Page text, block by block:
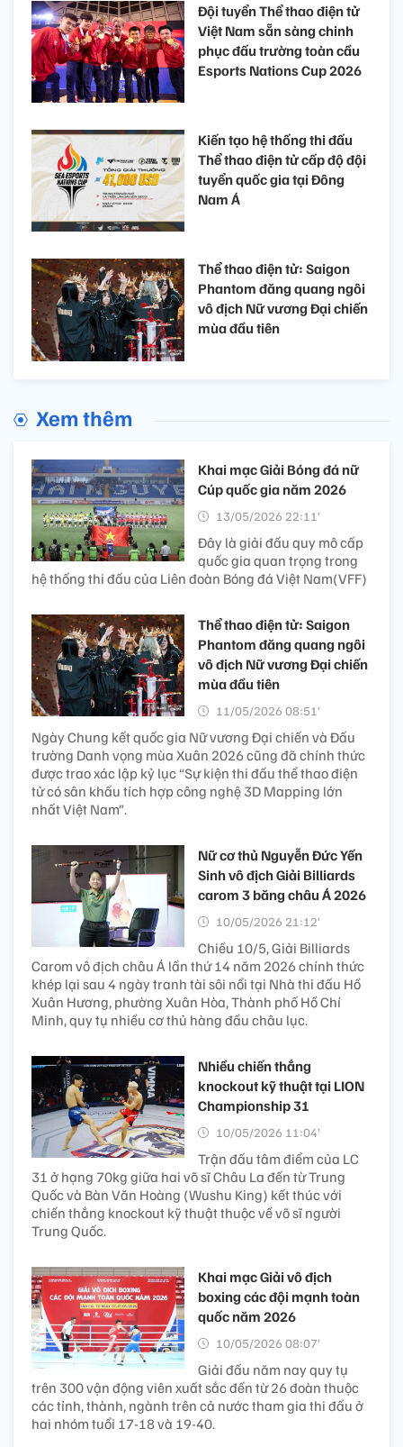
Đội tuyển Thể thao điện tử
Việt Nam sẵn sàng chinh
phục đấu trường toàn cầu
Esports Nations Cup 2026
Kiến tạo hệ thống thi đấu
Thể thao điện tử cấp độ đội
tuyển quốc gia tại Đông
Nam Á
Thể thao điện tử: Saigon
Phantom đăng quang ngôi
vô địch Nữ vương Đại chiến
mùa đầu tiên
Xem thêm
Khai mạc Giải Bóng đá nữ
Cúp quốc gia năm 2026
13/05/2026 22:11’
Đây là giải đấu quy mô cấp
quốc gia quan trọng trong
hệ thống thi đấu của Liên đoàn Bóng đá Việt Nam(VFF)
Thể thao điện tử: Saigon
Phantom đăng quang ngôi
vô địch Nữ vương Đại chiến
mùa đầu tiên
11/05/2026 08:51’
Ngày Chung kết quốc gia Nữ vương Đại chiến và Đấu
trường Danh vọng mùa Xuân 2026 cũng đã chính thức
được trao xác lập kỷ lục “Sự kiện thi đấu thể thao điện
tử có sân khấu tích hợp công nghệ 3D Mapping lớn
nhất Việt Nam”.
Nữ cơ thủ Nguyễn Đức Yến
Sinh vô địch Giải Billiards
carom 3 băng châu Á 2026
10/05/2026 21:12’
Chiều 10/5, Giải Billiards
Carom vô địch châu Á lần thứ 14 năm 2026 chính thức
khép lại sau 4 ngày tranh tài sôi nổi tại Nhà thi đấu Hồ
Xuân Hương, phường Xuân Hòa, Thành phố Hồ Chí
Minh, quy tụ nhiều cơ thủ hàng đầu châu lục.
Nhiều chiến thắng
knockout kỹ thuật tại LION
Championship 31
10/05/2026 11:04’
Trận đấu tâm điểm của LC
31 ở hạng 70kg giữa hai võ sĩ Châu La đến từ Trung
Quốc và Bàn Văn Hoàng (Wushu King) kết thúc với
chiến thắng knockout kỹ thuật thuộc về võ sĩ người
Trung Quốc.
Khai mạc Giải vô địch
boxing các đội mạnh toàn
quốc năm 2026
10/05/2026 08:07’
Giải đấu năm nay quy tụ
trên 300 vận động viên xuất sắc đến từ 26 đoàn thuộc
các tỉnh, thành, ngành trên cả nước tham gia thi đấu ở
hai nhóm tuổi 17-18 và 19-40.